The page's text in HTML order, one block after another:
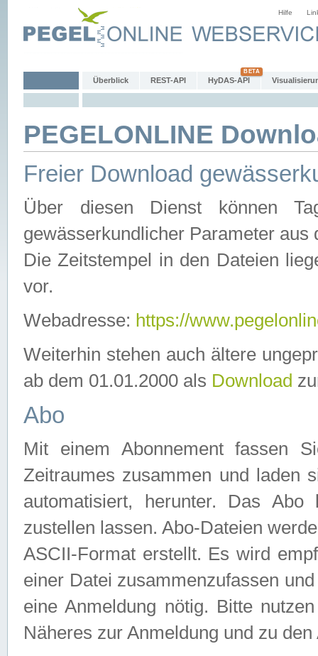
Hilfe
Überblick REST-API HyDAS-API
PEGELONLINE
Freier Download
Über diesen Dienst können
gewässerkundlicher Parameter aus
Die Zeitstempel in den Dateien
vor.
Webadresse: https://
Weiterhin stehen auch ältere
ab dem 01.01.2000 als Download
Abo
Mit einem Abonnement fassen
Zeitraumes zusammen und laden
automatisiert, herunter. Das
zustellen lassen. Abo-Dateien
ASCII-Format erstellt. Es wird
einer Datei zusammenzufassen
eine Anmeldung nötig. Bitte
Näheres zur Anmeldung und zu